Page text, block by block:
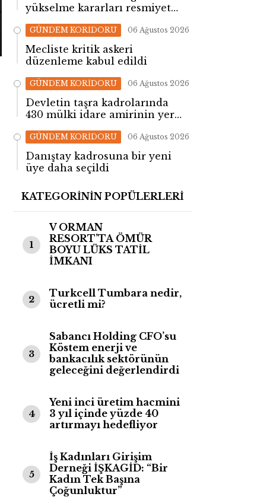
yükselme kararları resmiyet
GÜNDEM KORİDORU 06 Ağustos 2026
Mecliste kritik askeri
düzenleme kabul edildi
GÜNDEM KORİDORU 06 Ağustos 2026
Devletin taşra kadrolarında
430 mülki idare amirinin yeri
GÜNDEM KORİDORU 06 Ağustos 2026
Danıştay kadrosuna bir yeni
üye daha seçildi
KATEGORİNİN POPÜLERLERİ
1
V ORMAN
RESORT’TA ÖMÜR
BOYU LÜKS TATİL
İMKANI
2
Turkcell Tumbara nedir,
ücretli mi?
3
Sabancı Holding CFO’su
Köstem enerji ve
bankacılık sektörünün
geleceğini değerlendirdi
4
Yeni inci üretim hacmini
3 yıl içinde yüzde 40
artırmayı hedefliyor
5
İş Kadınları Girişim
Derneği İŞKAGİD: “Bir
Kadın Tek Başına
Çoğunluktur”